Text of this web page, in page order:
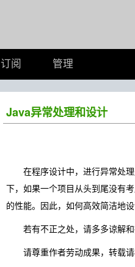
订阅 管理
Java异常处理和设计
在程序设计中，进行异常处理
下，如果一个项目从头到尾没有
的性能。因此，如何高效简洁地
若有不正之处，请多多谅解和
请尊重作者劳动成果，转载请